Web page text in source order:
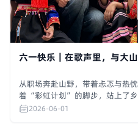
六一快乐｜在歌声里，与大
从职场奔赴山野，带着忐忑与热
着“彩虹计划”的脚步，站上了
赴山海传递温暖，不曾料想，山
2026-06-01